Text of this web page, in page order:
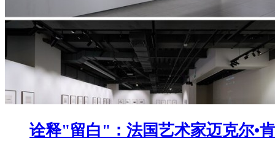
诠释"留白"：法国艺术家迈克尔•